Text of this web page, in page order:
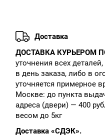
Доставка
ДОСТАВКА КУРЬЕРОМ
уточнения всех
в день заказа, либо в
уточняется примерное
Москве: до пункта
адреса (двери) — 400
весом до 5кг
Доставка «СДЭК».